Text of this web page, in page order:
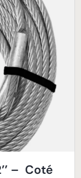
– Coté